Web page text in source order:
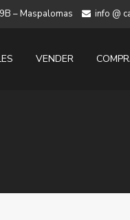
– Maspalomas info @
VENDER